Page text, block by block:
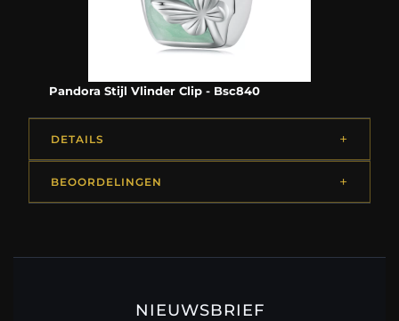
Pandora Stijl Vlinder Clip - Bsc840
DETAILS
BEOORDELINGEN
NIEUWSBRIEF